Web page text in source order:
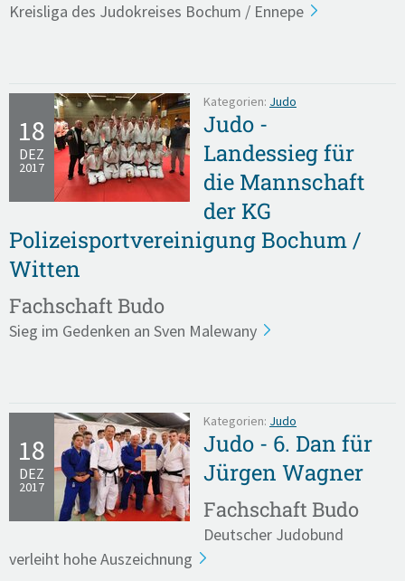
Kreisliga des Judokreises Bochum / Ennepe
18
DEZ
2017
Kategorien: Judo
Judo -
Landessieg für
die Mannschaft
der KG
Polizeisportvereinigung Bochum /
Witten
Fachschaft Budo
Sieg im Gedenken an Sven Malewany
18
DEZ
2017
Kategorien: Judo
Judo - 6. Dan für
Jürgen Wagner
Fachschaft Budo
Deutscher Judobund
verleiht hohe Auszeichnung